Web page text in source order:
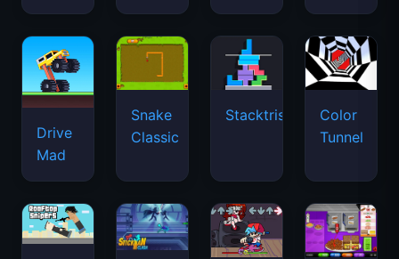
Drive
Mad
Snake
Classic
Stacktris
Color
Tunnel